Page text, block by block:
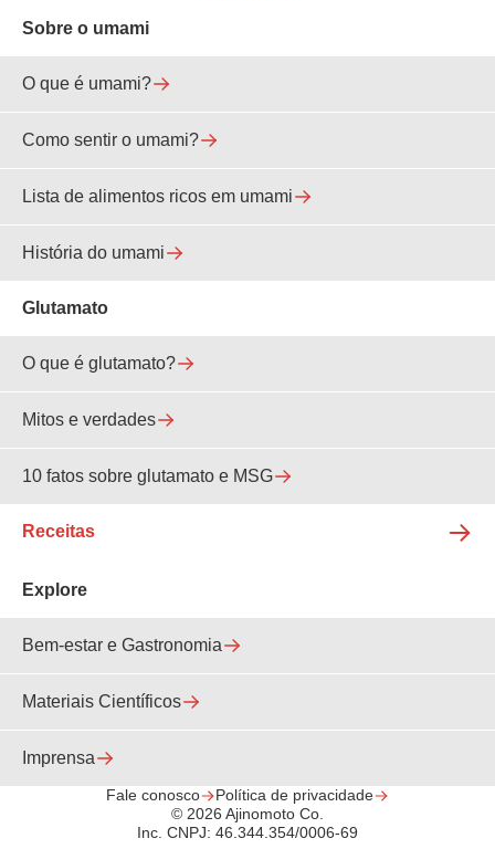
Sobre o umami
O que é umami?
Como sentir o umami?
Lista de alimentos ricos em umami
História do umami
Glutamato
O que é glutamato?
Mitos e verdades
10 fatos sobre glutamato e MSG
Receitas
Explore
Bem-estar e Gastronomia
Materiais Científicos
Imprensa
Fale conosco
Política de privacidade
© 2026 Ajinomoto Co.
Inc. CNPJ: 46.344.354/0006-69